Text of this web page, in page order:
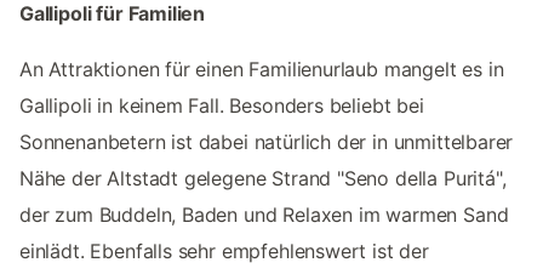
Gallipoli für Familien
An Attraktionen für einen Familienurlaub mangelt es in
Gallipoli in keinem Fall. Besonders beliebt bei
Sonnenanbetern ist dabei natürlich der in unmittelbarer
Nähe der Altstadt gelegene Strand "Seno della Puritá",
der zum Buddeln, Baden und Relaxen im warmen Sand
einlädt. Ebenfalls sehr empfehlenswert ist der